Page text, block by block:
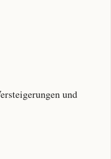
und